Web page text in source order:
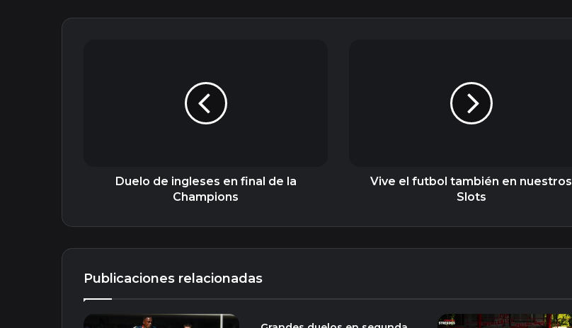
Duelo de ingleses en final de la
Champions
Vive el futbol también en nuestros
Slots
Publicaciones relacionadas